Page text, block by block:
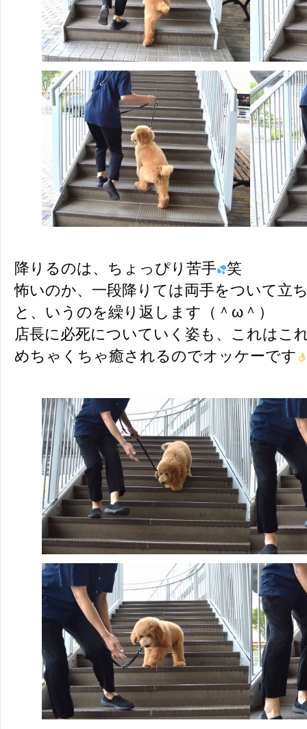
降りるのは、ちょっぴり苦手 笑
怖いのか、一段降りては両手をついて立
と、いうのを繰り返します（＾ω＾）
店長に必死についていく姿も、これはこ
めちゃくちゃ癒されるのでオッケーです